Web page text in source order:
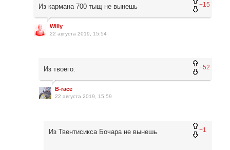
+15
Из кармана 700 тыщ не вынешь
Willy
22 августа 2019, 15:54
+52
Из твоего.
B-race
22 августа 2019, 15:59
+1
Из Твентисикса Бочара не вынешь